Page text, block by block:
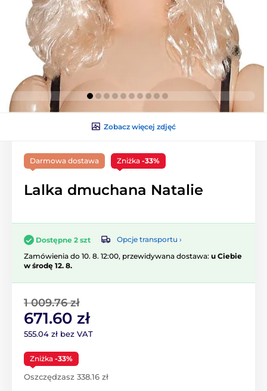
Zobacz więcej zdjęć
Darmowa dostawa Zniżka -33%
Lalka dmuchana Natalie
Dostępne 2 szt
Opcje transportu ›
Zamówienia do 10. 8. 12:00, przewidywana dostawa: u Ciebie
w środę 12. 8.
1 009.76 zł
671.60 zł
555.04 zł bez VAT
Zniżka -33%
Oszczędzasz 338.16 zł